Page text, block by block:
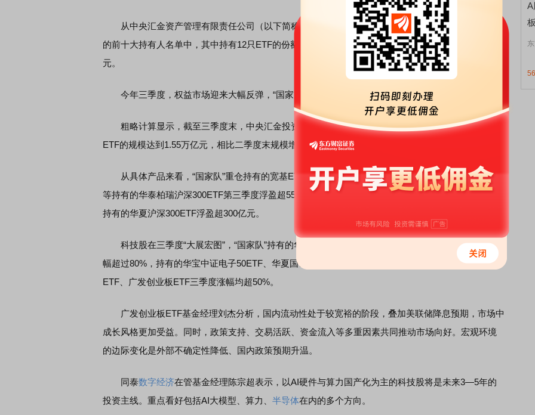
从中央汇金资产管理有限责任公司（以下简称：中央汇金资产）的持仓情况看，其位列15只ETF
的前十大持有人名单中，其中持有12只ETF的份额占总份额比例超过20%，合计持仓市值为6959.28亿
元。
今年三季度，权益市场迎来大幅反弹，“国家队”持有ETF也有所浮盈。
粗略计算显示，截至三季度末，中央汇金投资、中央汇金资产及旗下2只专项资管计划持有数十只
ETF的规模达到1.55万亿元，相比二季度末规模增加了超2000亿元。
从具体产品来看，“国家队”重仓持有的宽基ETF对浮盈贡献较大，如中央汇金投资、中央汇金资产
等持有的华泰柏瑞沪深300ETF第三季度浮盈超550亿元，持有的易方达沪深300ETF浮盈超400亿元，
持有的华夏沪深300ETF浮盈超300亿元。
科技股在三季度“大展宏图”，“国家队”持有的华夏中证5G通信主题ETF三季度表现最好，单季度涨
幅超过80%，持有的华宝中证电子50ETF、华夏国证
芯片ETF、天弘创业板ETF、易方达创业板
ETF、广发创业板ETF三季度涨幅均超50%。
广发创业板ETF基金经理刘杰分析，国内流动性处于较宽裕的阶段，叠加美联储降息预期，市场中
成长风格更加受益。同时，政策支持、交易活跃、资金流入等多重因素共同推动市场向好。宏观环境
的边际变化是外部不确定性降低、国内政策预期升温。
同泰数字经济在管基金经理陈宗超表示，以AI硬件与算力国产化为主的科技股将是未来3—5年的
投资主线。重点看好包括AI大模型、算力、 半导体在内的多个方向。
A